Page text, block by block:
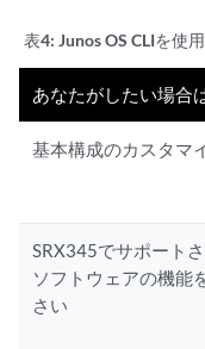
表4: Junos OS CLIを使
あなたがしたい場合
基本構成のカスタマ
SRX345でサポート
ソフトウェアの機能
さい